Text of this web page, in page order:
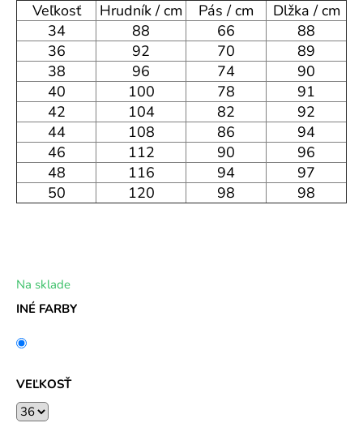
Veľkosť Hrudník / cm Pás / cm
Dlžka / cm
34
88 66
88
36
92 70
89
38
96 74
90
40
100 78
91
42
104 82
92
44
108 86
94
46
112 90
96
48
116 94
97
50
120 98 98
INÉ FARBY
VEĽKOSŤ
Na sklade